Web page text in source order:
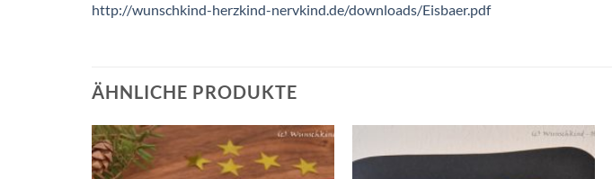
http://wunschkind-herzkind-nervkind.de/downloads/Eisbaer.pdf
ÄHNLICHE PRODUKTE